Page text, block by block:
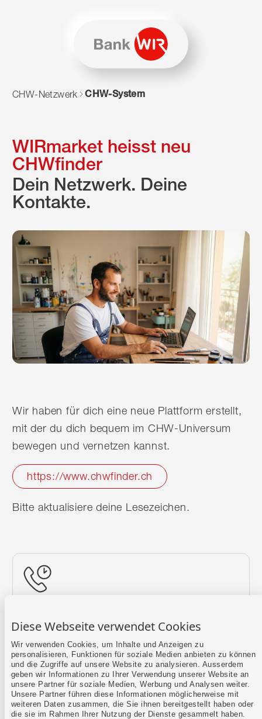
Diese Webseite verwendet Cookies
Wir verwenden Cookies, um Inhalte und Anzeigen zu
personalisieren, Funktionen für soziale Medien anbieten zu können
und die Zugriffe auf unsere Website zu analysieren. Ausserdem
geben wir Informationen zu Ihrer Verwendung unserer Website an
unsere Partner für soziale Medien, Werbung und Analysen weiter.
Unsere Partner führen diese Informationen möglicherweise mit
weiteren Daten zusammen, die Sie ihnen bereitgestellt haben oder
die sie im Rahmen Ihrer Nutzung der Dienste gesammelt haben.
Zum Navigieren dieser Seite wird JavaScript benötigt.
CHW-Netzwerk CHW-System
WIRmarket heisst neu
CHWfinder
Dein Netzwerk. Deine
Kontakte.
Wir haben für dich eine neue Plattform erstellt,
mit der du dich bequem im CHW-Universum
bewegen und vernetzen kannst.
https://www.chwfinder.ch
Bitte aktualisiere deine Lesezeichen.
Mehr erfahren